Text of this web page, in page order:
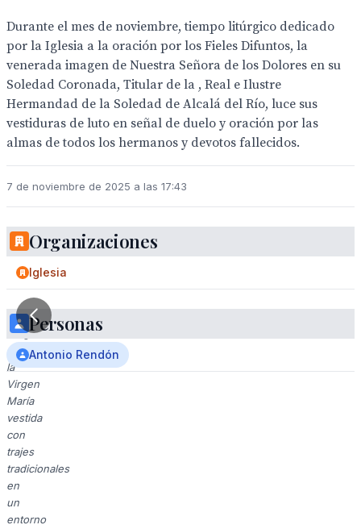
Durante el mes de noviembre, tiempo litúrgico dedicado
por la Iglesia a la oración por los Fieles Difuntos, la
venerada imagen de Nuestra Señora de los Dolores en su
Soledad Coronada, Titular de la , Real e Ilustre
Hermandad de la Soledad de Alcalá del Río, luce sus
vestiduras de luto en señal de duelo y oración por las
almas de todos los hermanos y devotos fallecidos.
7 de noviembre de 2025 a las 17:43
Imagen
de
la
Virgen
María
vestida
con
trajes
tradicionales
en
un
entorno
Organizaciones
Iglesia
Personas
Antonio Rendón